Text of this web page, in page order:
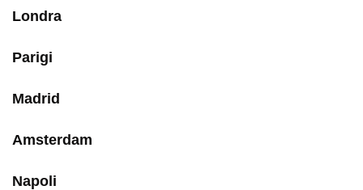
Londra
Parigi
Madrid
Amsterdam
Napoli